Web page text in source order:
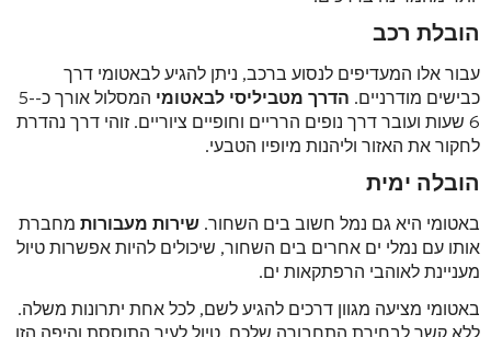
הובלת רכב
עבור אלו המעדיפים לנסוע ברכב, ניתן להגיע לבאטומי דרך
כבישים מודרניים. הדרך מטביליסי לבאטומי
המסלול אורך כ-5-
6 שעות ועובר דרך נופים הרריים וחופיים ציוריים. זוהי דרך נהדרת
לחקור את האזור וליהנות מיופיו הטבעי.
הובלה ימית
באטומי היא גם נמל חשוב בים השחור. שירות מעבורות מחברת
אותו עם נמלי ים אחרים בים השחור, שיכולים להיות אפשרות טיול
מעניינת לאוהבי הרפתקאות ים.
באטומי מציעה מגוון דרכים להגיע לשם, לכל אחת יתרונות משלה.
ללא קשר לבחירת התחבורה שלכם, טיול לעיר התוססת והיפה הזו